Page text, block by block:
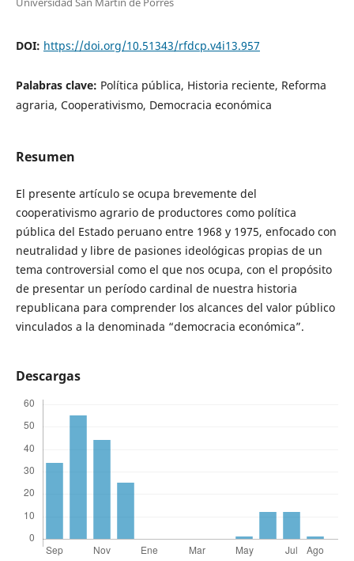
DOI: https://doi.org/10.51343/rfdcp.v4i13.957
Palabras clave: Política pública, Historia reciente, Reforma
agraria, Cooperativismo, Democracia económica
Resumen
El presente artículo se ocupa brevemente del
cooperativismo agrario de productores como política
pública del Estado peruano entre 1968 y 1975, enfocado con
neutralidad y libre de pasiones ideológicas propias de un
tema controversial como el que nos ocupa, con el propósito
de presentar un período cardinal de nuestra historia
republicana para comprender los alcances del valor público
vinculados a la denominada “democracia económica”.
Descargas